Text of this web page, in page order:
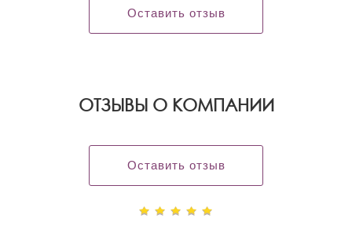
Оставить отзыв
OТЗЫВЫ О КОМПАНИИ
Оставить отзыв